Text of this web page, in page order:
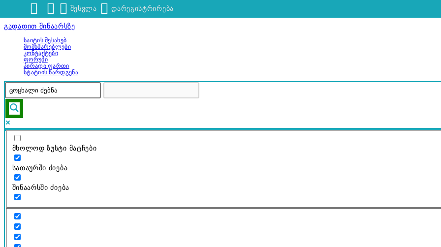
გადადით შინაარსზე
Საიტის Შესახებ
Მომხმარებლები
Კონტაქტები
Ფორუმი
Პირადი Ფართი
Სტატიის Წარდგენა
მხოლოდ ზუსტი მატჩები
სათაურში ძიება
შინაარსში ძიება
შესვლა დარეგისტრირება